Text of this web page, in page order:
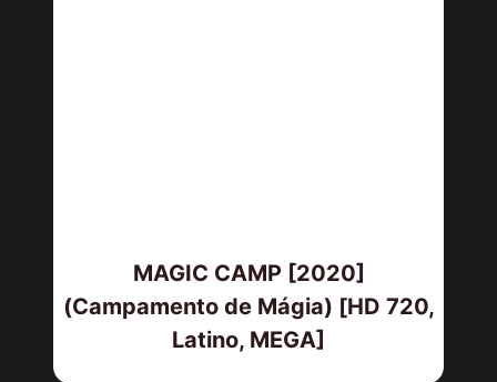
MAGIC CAMP [2020]
(Campamento de Mágia) [HD 720,
Latino, MEGA]